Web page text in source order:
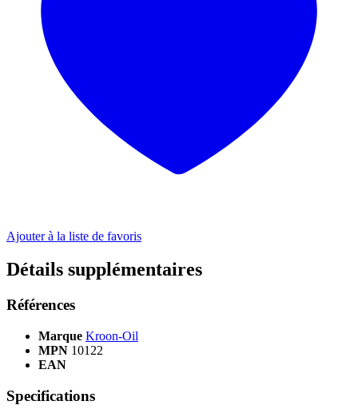
Ajouter à la liste de favoris
Détails supplémentaires
Références
Marque Kroon-Oil
MPN 10122
EAN
Specifications